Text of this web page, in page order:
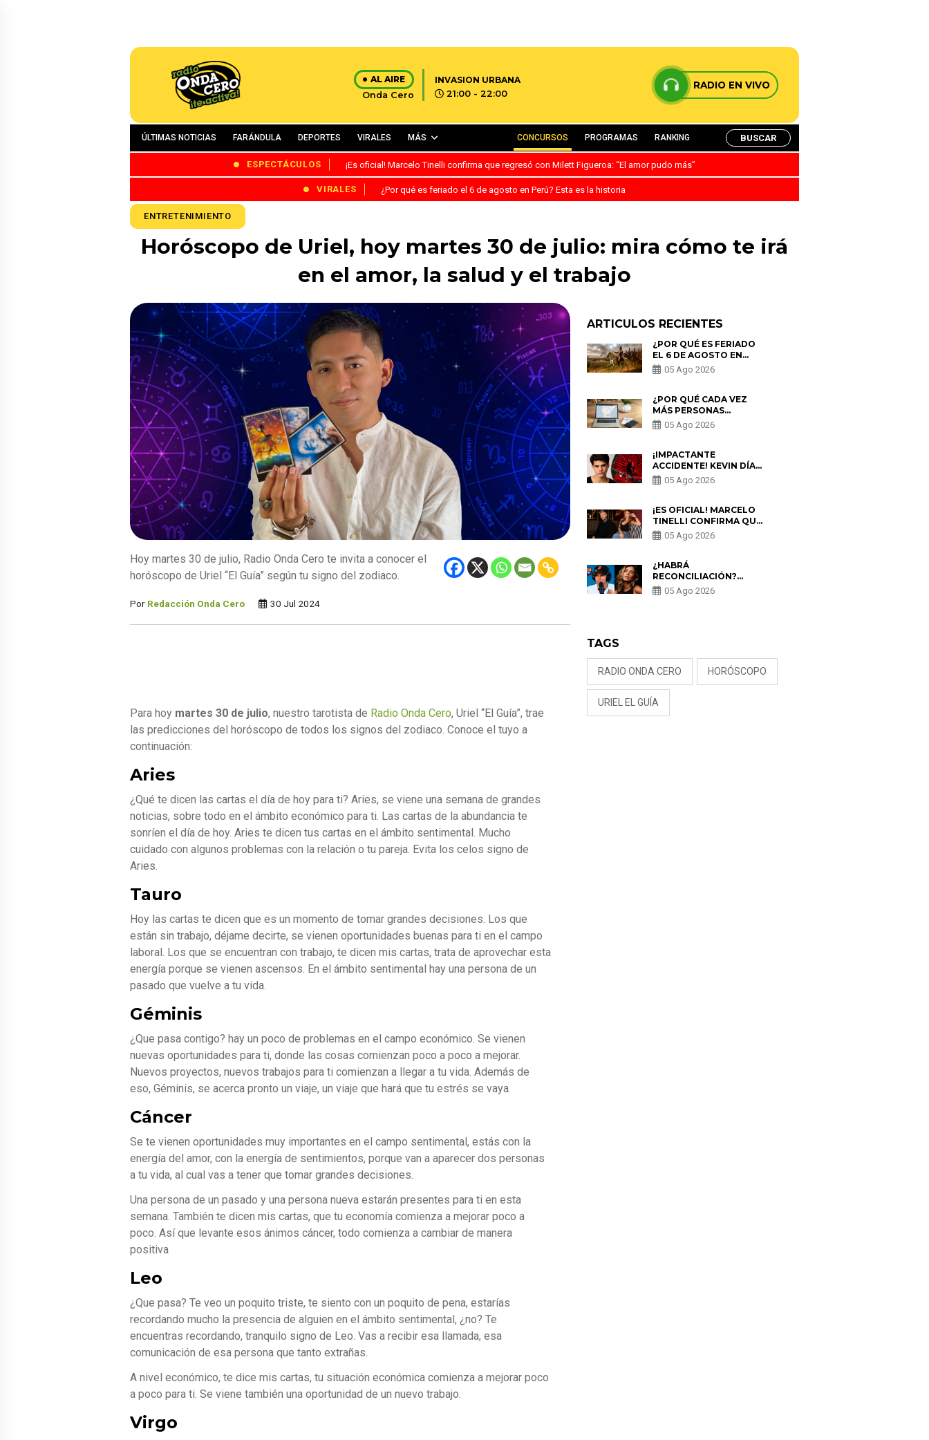
AL AIRE
Onda Cero
INVASION URBANA
21:00 - 22:00
RADIO EN VIVO
ÚLTIMAS NOTICIAS FARÁNDULA DEPORTES VIRALES MÁS CONCURSOS PROGRAMAS RANKING BUSCAR
ESPECTÁCULOS ¡Es oficial! Marcelo Tinelli confirma que regresó con Milett Figueroa: “El amor pudo más”
VIRALES ¿Por qué es feriado el 6 de agosto en Perú? Esta es la historia
ENTRETENIMIENTO
Horóscopo de Uriel, hoy martes 30 de julio: mira cómo te irá
en el amor, la salud y el trabajo
Hoy martes 30 de julio, Radio Onda Cero te invita a conocer el
horóscopo de Uriel “El Guía” según tu signo del zodiaco.
Por Redacción Onda Cero 30 Jul 2024
Para hoy martes 30 de julio, nuestro tarotista de Radio Onda Cero, Uriel “El Guía”, trae
las predicciones del horóscopo de todos los signos del zodiaco. Conoce el tuyo a
continuación:
Aries
¿Qué te dicen las cartas el día de hoy para ti? Aries, se viene una semana de grandes
noticias, sobre todo en el ámbito económico para ti. Las cartas de la abundancia te
sonríen el día de hoy. Aries te dicen tus cartas en el ámbito sentimental. Mucho
cuidado con algunos problemas con la relación o tu pareja. Evita los celos signo de
Aries.
Tauro
Hoy las cartas te dicen que es un momento de tomar grandes decisiones. Los que
están sin trabajo, déjame decirte, se vienen oportunidades buenas para ti en el campo
laboral. Los que se encuentran con trabajo, te dicen mis cartas, trata de aprovechar esta
energía porque se vienen ascensos. En el ámbito sentimental hay una persona de un
pasado que vuelve a tu vida.
Géminis
¿Que pasa contigo? hay un poco de problemas en el campo económico. Se vienen
nuevas oportunidades para ti, donde las cosas comienzan poco a poco a mejorar.
Nuevos proyectos, nuevos trabajos para ti comienzan a llegar a tu vida. Además de
eso, Géminis, se acerca pronto un viaje, un viaje que hará que tu estrés se vaya.
Cáncer
Se te vienen oportunidades muy importantes en el campo sentimental, estás con la
energía del amor, con la energía de sentimientos, porque van a aparecer dos personas
a tu vida, al cual vas a tener que tomar grandes decisiones.
Una persona de un pasado y una persona nueva estarán presentes para ti en esta
semana. También te dicen mis cartas, que tu economía comienza a mejorar poco a
poco. Así que levante esos ánimos cáncer, todo comienza a cambiar de manera
positiva
Leo
¿Que pasa? Te veo un poquito triste, te siento con un poquito de pena, estarías
recordando mucho la presencia de alguien en el ámbito sentimental, ¿no? Te
encuentras recordando, tranquilo signo de Leo. Vas a recibir esa llamada, esa
comunicación de esa persona que tanto extrañas.
A nivel económico, te dice mis cartas, tu situación económica comienza a mejorar poco
a poco para ti. Se viene también una oportunidad de un nuevo trabajo.
Virgo
ARTICULOS RECIENTES
¿POR QUÉ ES FERIADO
EL 6 DE AGOSTO EN
PERÚ? ESTA ES LA
HISTORIA
05 Ago 2026
¿POR QUÉ CADA VEZ
MÁS PERSONAS
UTILIZAN UNA VPN
PARA PROTEGER SU
05 Ago 2026
¡IMPACTANTE
ACCIDENTE! KEVIN DÍAZ
CAE DESDE OCHO
METROS EN “ESTO ES
PREOCUPACIÓN
05 Ago 2026
¡ES OFICIAL! MARCELO
TINELLI CONFIRMA QUE
REGRESÓ CON MILETT
FIGUEROA: “EL AMOR
05 Ago 2026
¿HABRÁ
RECONCILIACIÓN?
MARIO HART ADMITE
QUE PODRÍA VOLVER
05 Ago 2026
TAGS
RADIO ONDA CERO HORÓSCOPO
URIEL EL GUÍA